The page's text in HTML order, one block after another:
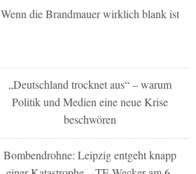
Wenn die Brandmauer wirklich blank ist
„Deutschland trocknet aus“ – warum
Politik und Medien eine neue Krise
beschwören
Bombendrohne: Leipzig entgeht knapp